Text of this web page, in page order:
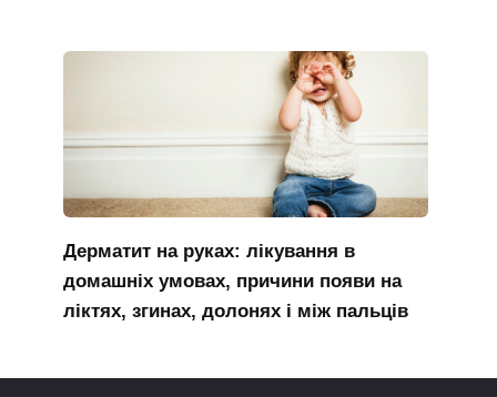
Дерматит на руках: лікування в
домашніх умовах, причини появи на
ліктях, згинах, долонях і між пальців